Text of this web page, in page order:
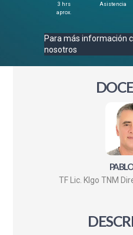
3 hrs
aprox.
Asistencia
Para más información
nosotros
TF Lic. Klgo TNM